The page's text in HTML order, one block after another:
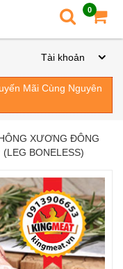
0
Tài khoản
Mãi Cùng Nguyên
XƯƠNG ĐÔNG
BONELESS)